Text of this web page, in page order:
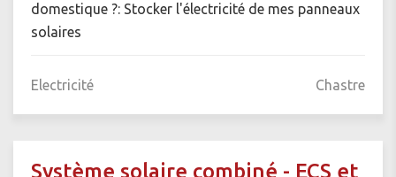
domestique ?: Stocker l'électricité de mes panneaux
solaires
Electricité Chastre
Système solaire combiné - ECS et